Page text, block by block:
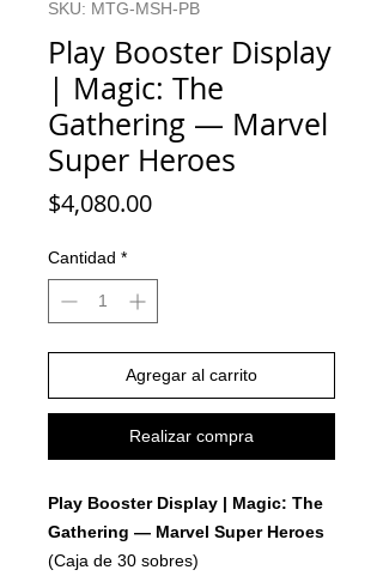
SKU: MTG-MSH-PB
Play Booster Display
| Magic: The
Gathering — Marvel
Super Heroes
$4,080.00Precio
Cantidad *
Agregar al carrito
Realizar compra
Play Booster Display | Magic: The
Gathering — Marvel Super Heroes
(Caja de 30 sobres)